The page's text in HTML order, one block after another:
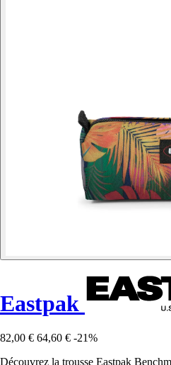
Eastpak
82,00 € 64,60 € -21%
Découvrez la trousse Eastpak